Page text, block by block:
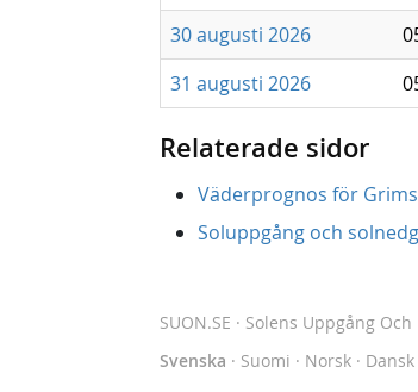
30 augusti 2026
31 augusti 2026
Relaterade sidor
Väderprognos för
Soluppgång och
SUON.SE · Solens Uppgång
Svenska · Suomi · Norsk · Dansk